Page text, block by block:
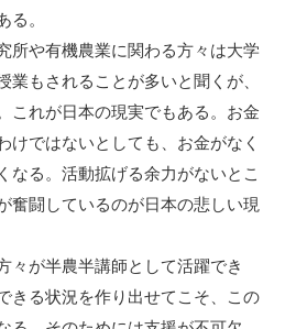
る。
所や有機農業に関わる方々は大学
業もされることが多いと聞くが、
これが日本の現実でもある。お金
けではないとしても、お金がなく
なる。活動拡げる余力がないとこ
奮闘しているのが日本の悲しい現
々が半農半講師として活躍でき
きる状況を作り出せてこそ、この